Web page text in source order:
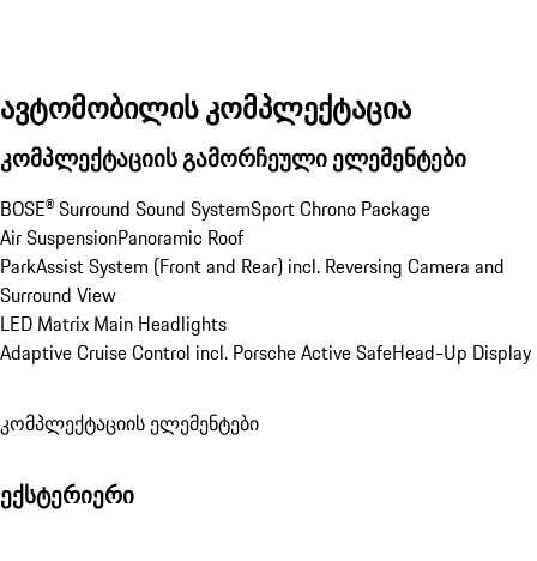
ავტომობილის კომპლექტაცია
კომპლექტაციის გამორჩეული ელემენტები
BOSE® Surround Sound SystemSport Chrono Package
Air SuspensionPanoramic Roof
ParkAssist System (Front and Rear) incl. Reversing Camera and
Surround View
LED Matrix Main Headlights
Adaptive Cruise Control incl. Porsche Active SafeHead-Up Display
კომპლექტაციის ელემენტები
ექსტერიერი